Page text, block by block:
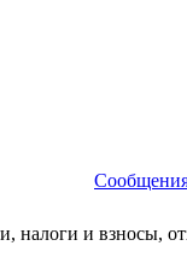
налоги и взносы,